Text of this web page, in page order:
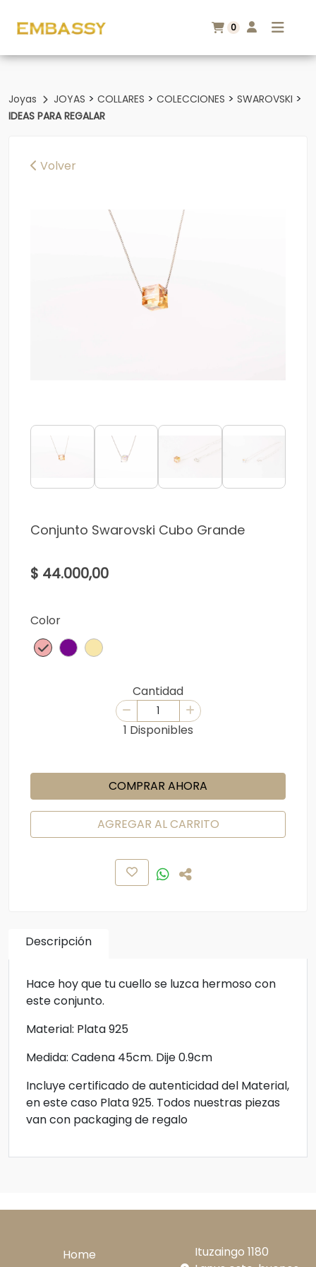
0
Joyas JOYAS > COLLARES > COLECCIONES > SWAROVSKI >
IDEAS PARA REGALAR
Volver
Conjunto Swarovski Cubo Grande
$ 44.000,00
Color
Cantidad
1 Disponibles
COMPRAR AHORA
AGREGAR AL CARRITO
Descripción
Hace hoy que tu cuello se luzca hermoso con
este conjunto.
Material: Plata 925
Medida: Cadena 45cm. Dije 0.9cm
Incluye certificado de autenticidad del Material,
en este caso Plata 925. Todos nuestras piezas
van con packaging de regalo
Home
Ituzaingo 1180